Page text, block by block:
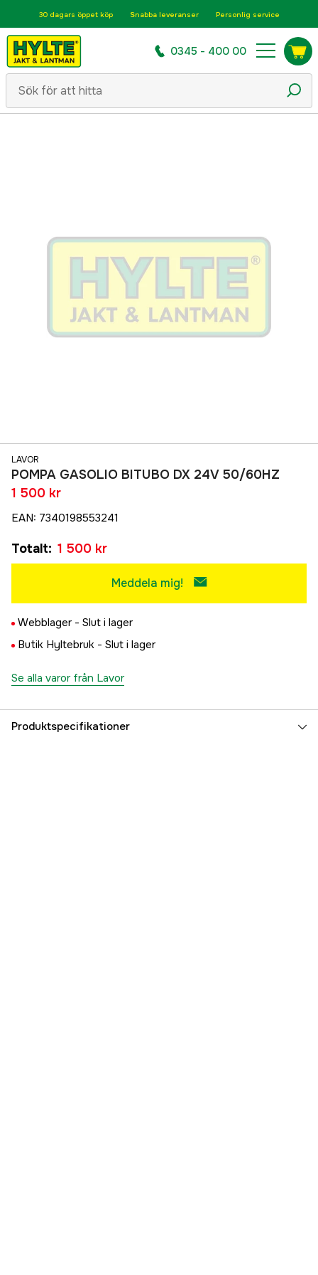
30 dagars öppet köp Snabba leveranser Personlig service
0345 - 400 00
LAVOR
POMPA GASOLIO BITUBO DX 24V 50/60HZ
1 500 kr
EAN: 7340198553241
Totalt: 1 500 kr
Meddela mig!
Webblager - Slut i lager
Butik Hyltebruk - Slut i lager
Se alla varor från Lavor
Produktspecifikationer